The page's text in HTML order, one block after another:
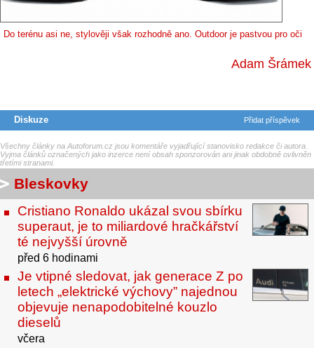
Do terénu asi ne, stylověji však rozhodně ano. Outdoor je pastvou pro oči
Adam Šrámek
Diskuze Přidat příspěvek
Všechny články na Autoforum.cz jsou komentáře vyjadřující stanovisko redakce či autora.
Vyjma článků označených jako inzerce není obsah sponzorován ani jinak obdobně ovlivněn
třetími stranami.
Bleskovky
Cristiano Ronaldo ukázal svou sbírku
superaut, je to miliardové hračkářství
té nejvyšší úrovně
před 6 hodinami
Je vtipné sledovat, jak generace Z po
letech „elektrické výchovy” najednou
objevuje nenapodobitelné kouzlo
dieselů
včera